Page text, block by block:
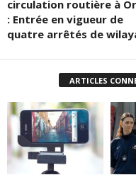
circulation routière à
: Entrée en vigueur de
quatre arrêtés de
ARTICLES